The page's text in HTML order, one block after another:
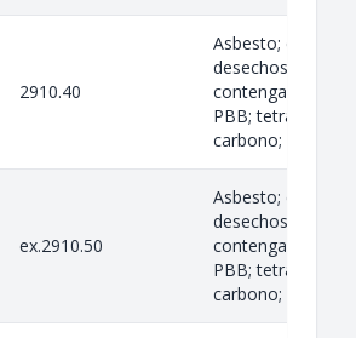
2910.40
Asbesto; criolita;
desechos de
contengan PCB;
PBB; tetracloruro
carbono; ciertos...
ex.2910.50
Asbesto; criolita;
desechos de
contengan PCB;
PBB; tetracloruro
carbono; ciertos...